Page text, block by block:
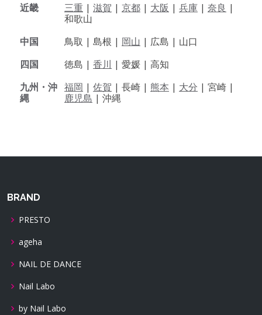
近畿
三重 | 滋賀 | 京都 | 大阪 | 兵庫 | 奈良 |
和歌山
中国
鳥取 | 島根 | 岡山 | 広島 | 山口
四国
徳島 | 香川 | 愛媛 | 高知
九州・沖
縄
福岡 | 佐賀 | 長崎 | 熊本 | 大分 | 宮崎 |
鹿児島 | 沖縄
BRAND
PRESTO
ageha
NAIL DE DANCE
Nail Labo
by Nail Labo